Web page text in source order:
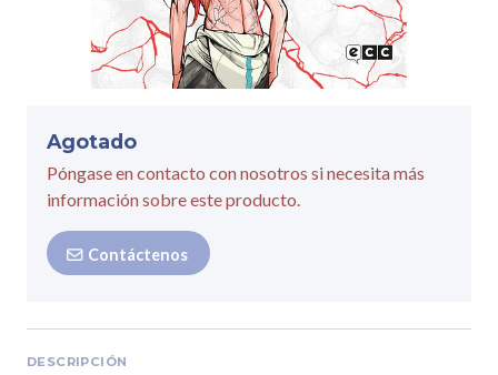
Agotado
Póngase en contacto con nosotros si necesita más
información sobre este producto.
Contáctenos
DESCRIPCIÓN